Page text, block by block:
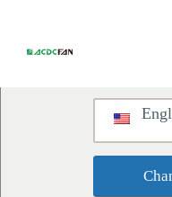
speaking
Do you